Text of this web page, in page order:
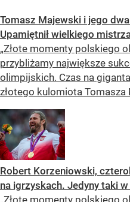
Tomasz Majewski i jego
Upamiętnił wielkiego
„Złote momenty polskiego
przybliżamy największe
olimpijskich. Czas na
złotego kulomiota Tomasza
Robert Korzeniowski,
na igrzyskach. Jedyny taki
„Złote momenty polskiego